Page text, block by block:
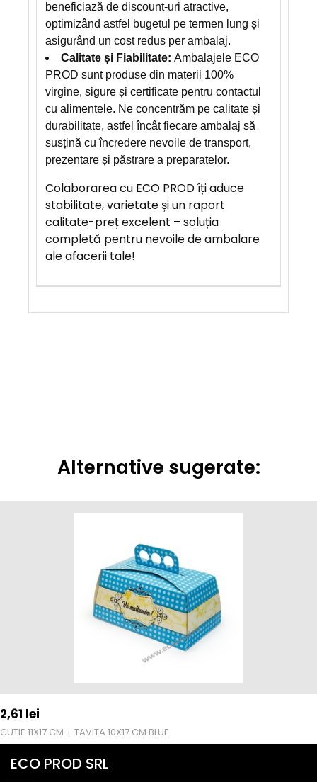
beneficiază de discount-uri atractive,
optimizând astfel bugetul pe termen lung și
asigurând un cost redus per ambalaj.
Calitate și Fiabilitate: Ambalajele ECO
PROD sunt produse din materii 100%
virgine, sigure și certificate pentru contactul
cu alimentele. Ne concentrăm pe calitate și
durabilitate, astfel încât fiecare ambalaj să
susțină cu încredere nevoile de transport,
prezentare și păstrare a preparatelor.
Colaborarea cu ECO PROD îți aduce
stabilitate, varietate și un raport
calitate-preț excelent – soluția
completă pentru nevoile de ambalare
ale afacerii tale!
Alternative sugerate:
2,61 lei
CUTIE 11X17 CM + TAVITA 10X17 CM BLUE
ECO PROD SRL